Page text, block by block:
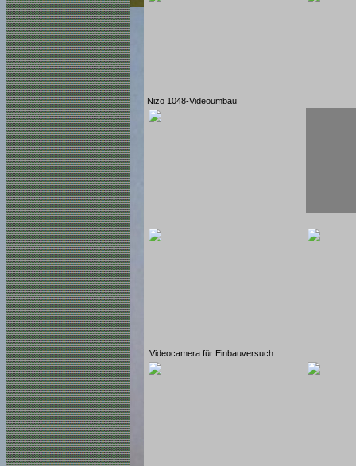
Nizo 1048-Videoumbau
Videocamera für Einbauversuch